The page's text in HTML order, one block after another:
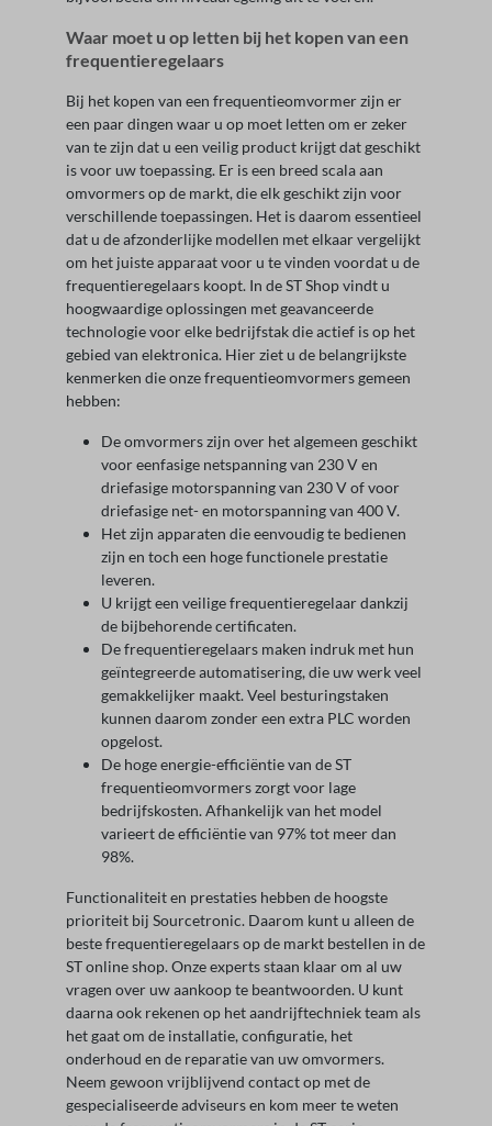
Waar moet u op letten bij het kopen van een
frequentieregelaars
Bij het kopen van een frequentieomvormer zijn er
een paar dingen waar u op moet letten om er zeker
van te zijn dat u een veilig product krijgt dat geschikt
is voor uw toepassing. Er is een breed scala aan
omvormers op de markt, die elk geschikt zijn voor
verschillende toepassingen. Het is daarom essentieel
dat u de afzonderlijke modellen met elkaar vergelijkt
om het juiste apparaat voor u te vinden voordat u de
frequentieregelaars koopt. In de ST Shop vindt u
hoogwaardige oplossingen met geavanceerde
technologie voor elke bedrijfstak die actief is op het
gebied van elektronica. Hier ziet u de belangrijkste
kenmerken die onze frequentieomvormers gemeen
hebben:
De omvormers zijn over het algemeen geschikt
voor eenfasige netspanning van 230 V en
driefasige motorspanning van 230 V of voor
driefasige net- en motorspanning van 400 V.
Het zijn apparaten die eenvoudig te bedienen
zijn en toch een hoge functionele prestatie
leveren.
U krijgt een veilige frequentieregelaar dankzij
de bijbehorende certificaten.
De frequentieregelaars maken indruk met hun
geïntegreerde automatisering, die uw werk veel
gemakkelijker maakt. Veel besturingstaken
kunnen daarom zonder een extra PLC worden
opgelost.
De hoge energie-efficiëntie van de ST
frequentieomvormers zorgt voor lage
bedrijfskosten. Afhankelijk van het model
varieert de efficiëntie van 97% tot meer dan
98%.
Functionaliteit en prestaties hebben de hoogste
prioriteit bij Sourcetronic. Daarom kunt u alleen de
beste frequentieregelaars op de markt bestellen in de
ST online shop. Onze experts staan klaar om al uw
vragen over uw aankoop te beantwoorden. U kunt
daarna ook rekenen op het aandrijftechniek team als
het gaat om de installatie, configuratie, het
onderhoud en de reparatie van uw omvormers.
Neem gewoon vrijblijvend contact op met de
gespecialiseerde adviseurs en kom meer te weten